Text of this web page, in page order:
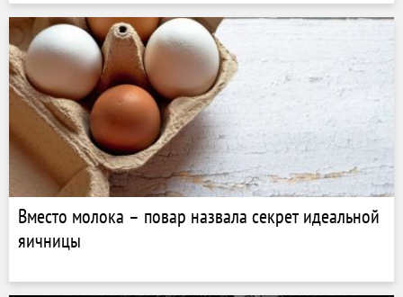
Вместо молока – повар назвала секрет идеальной
яичницы